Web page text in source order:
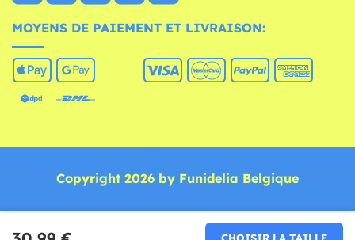
MOYENS DE PAIEMENT ET LIVRAISON:
Copyright 2026 by Funidelia Belgique